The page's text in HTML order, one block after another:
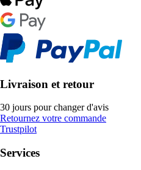
Livraison et retour
30 jours pour changer d'avis
Retournez votre commande
Trustpilot
Services